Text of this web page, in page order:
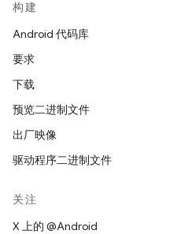
构建
Android 代码库
要求
下载
预览二进制文件
出厂映像
驱动程序二进制文件
关注
X 上的 @Android